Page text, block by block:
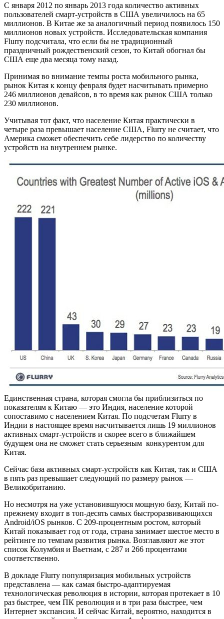
С января 2012 по январь 2013 года количество активных
пользователей смарт-устройств в США увеличилось на 65
миллионов. В Китае же за аналогичный период появилось 150
миллионов новых устройств. Исследовательская компания
Flurry подсчитала, что если бы не традиционный
праздничный рождественский сезон, то Китай обогнал бы
США еще два месяца тому назад.
Принимая во внимание темпы роста мобильного рынка,
рынок Китая к концу февраля будет насчитывать примерно
246 миллионов девайсов, в то время как рынок США только
230 миллионов.
Учитывая тот факт, что население Китая практически в
четыре раза превышает население США, Flurry не считает, что
Америка сможет обеспечить себе лидерство по количеству
устройств на внутреннем рынке.
Единственная страна, которая смогла бы приблизиться по
показателям к Китаю — это Индия, население которой
сопоставимо с населением Китая. По подсчетам Flurry в
Индии в настоящее время насчитывается лишь 19 миллионов
активных смарт-устройств и скорее всего в ближайшем
будущем она не сможет стать серьезным конкурентом для
Китая.
Сейчас база активных смарт-устройств как Китая, так и США
в пять раз превышает следующий по размеру рынок —
Великобританию.
Но несмотря на уже установившуюся мощную базу, Китай по-
прежнему входит в топ-десять самых быстроразвивающихся
Android/iOS рынков. С 209-процентным ростом, который
Китай показывает год от года, страна занимает шестое место в
рейтинге по темпам развития рынка. Возглавляют же этот
список Колумбия и Вьетнам, с 287 и 266 процентами
соответственно.
В докладе Flurry популяризация мобильных устройств
представлена — как самая быстро-адаптируемая
технологическая революция в истории, которая протекает в 10
раз быстрее, чем ПК революция и в три раза быстрее, чем
Интернет экспансия. И сейчас Китай, вероятно, находится в